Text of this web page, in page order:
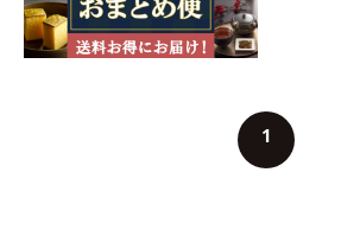
1